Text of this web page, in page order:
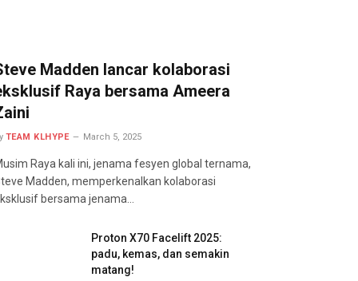
Madden lancar kolaborasi
Raya bersama Ameera
TEAM KLHYPE March 5, 2025
Raya kali ini, jenama fesyen global ternama,
Madden, memperkenalkan kolaborasi
bersama jenama…
Proton X70 Facelift 2025:
padu, kemas, dan semakin
matang!